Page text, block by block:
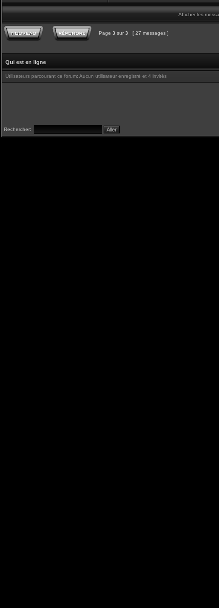
Afficher les
Page 3 sur 3 [ 27 messages ]
Qui est en ligne
Utilisateurs parcourant ce forum: Aucun utilisateur enregistré et 4 invités
Rechercher: